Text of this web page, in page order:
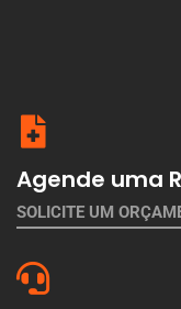
Agende uma
SOLICITE UM